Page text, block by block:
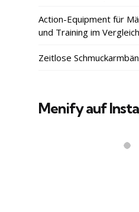
Action-Equipment für
und Training im
Zeitlose
Menify auf